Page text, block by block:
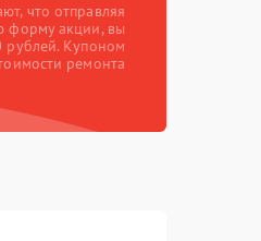
что отправляя
форму акции, вы
рублей. Купоном
ремонта